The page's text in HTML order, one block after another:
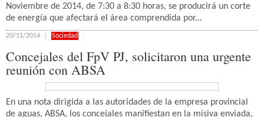
Noviembre de 2014, de 7:30 a 8:30 horas, se producirá un corte
de energía que afectará el área comprendida por...
20/11/2014 Sociedad
Concejales del FpV PJ, solicitaron una urgente
reunión con ABSA
En una nota dirigida a las autoridades de la empresa provincial
de aguas, ABSA, los concejales manifiestan en la misiva enviada,